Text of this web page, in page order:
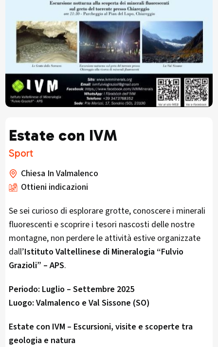
Estate con IVM
Sport
Chiesa In Valmalenco
Ottieni indicazioni
Se sei curioso di esplorare grotte, conoscere i minerali
fluorescenti e scoprire i tesori nascosti delle nostre
montagne, non perdere le attività estive organizzate
dall’Istituto Valtellinese di Mineralogia “Fulvio
Grazioli” – APS.
Periodo: Luglio – Settembre 2025
Luogo: Valmalenco e Val Sissone (SO)
Estate con IVM – Escursioni, visite e scoperte tra
geologia e natura